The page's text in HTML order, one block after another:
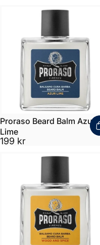
Proraso Beard Balm Azur
Lime
199 kr